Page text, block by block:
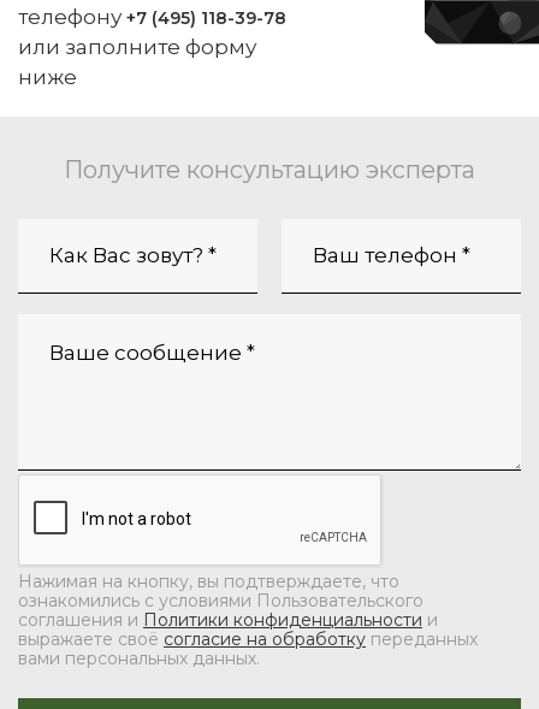
телефону +7 (495) 118-39-78
или заполните форму
ниже
Получите консультацию эксперта
Нажимая на кнопку, вы подтверждаете, что
ознакомились с условиями Пользовательского
соглашения и Политики конфиденциальности и
выражаете своё согласие на обработкупереданных
вами персональных данных.